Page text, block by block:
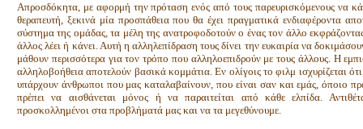
Απροσδόκητα, με αφορμή την πρόταση ενός από τους παρευρισκόμενους να
θεραπευτή, ξεκινά μία προσπάθεια που θα έχει πραγματικά ενδιαφέροντα
σύστημα της ομάδας, τα μέλη της ανατροφοδοτούν ο ένας τον άλλο
άλλος λέει ή κάνει. Αυτή η αλληλεπίδραση τους δίνει την ευκαιρία να
μάθουν περισσότερα για τον τρόπο που αλληλοεπιδρούν με τους άλλους. Η
αλληλοβοήθεια αποτελούν βασικά κομμάτια. Εν ολίγοις το φιλμ ισχυρίζεται
υπάρχουν άνθρωποι που μας καταλαβαίνουν, που είναι σαν και εμάς, όποιο
πρέπει να αισθάνεται μόνος ή να παραιτείται από κάθε ελπίδα.
προσκολλημένοι στα προβλήματά μας και να τα μεγεθύνουμε.